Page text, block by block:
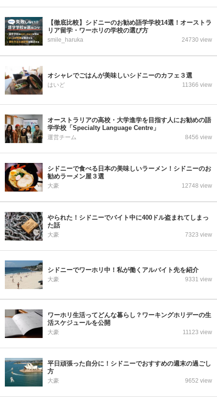
【徹底比較】シドニーのお勧め語学学校14選！オーストラ
リア留学・ワーホリの学校の選び方
smile_haruka 24730 view
オシャレでごはんが美味しいシドニーのカフェ３選
はいど 11366 view
オーストラリアの高校・大学進学を目指す人にお勧めの語
学学校「Specialty Language Centre」
運営チーム 8456 view
シドニーで食べる日本の美味しいラーメン！シドニーのお
勧めラーメン屋３選
大豪 12748 view
やられた！シドニーでバイト中に400ドル盗まれてしまっ
た話
大豪 7323 view
シドニーでワーホリ中！私が働くアルバイト先を紹介
大豪 9331 view
ワーホリ生活ってどんな暮らし？ワーキングホリデーの生
活スケジュールを公開
大豪 11123 view
平日頑張った自分に！シドニーでおすすめの週末の過ごし
方
大豪 9652 view